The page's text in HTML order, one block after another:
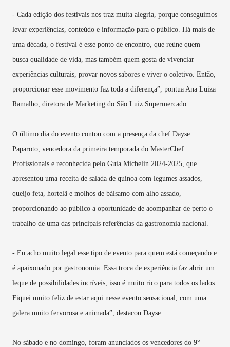
- Cada edição dos festivais nos traz muita alegria, porque conseguimos
levar experiências, conteúdo e informação para o público. Há mais de
uma década, o festival é esse ponto de encontro, que reúne quem
busca qualidade de vida, mas também quem gosta de vivenciar
experiências culturais, provar novos sabores e viver o coletivo. Então,
proporcionar esse movimento faz toda a diferença”, pontua Ana Luiza
Ramalho, diretora de Marketing do São Luiz Supermercado.
O último dia do evento contou com a presença da chef Dayse
Paparoto, vencedora da primeira temporada do MasterChef
Profissionais e reconhecida pelo Guia Michelin 2024-2025, que
apresentou uma receita de salada de quinoa com legumes assados,
queijo feta, hortelã e molhos de bálsamo com alho assado,
proporcionando ao público a oportunidade de acompanhar de perto o
trabalho de uma das principais referências da gastronomia nacional.
- Eu acho muito legal esse tipo de evento para quem está começando e
é apaixonado por gastronomia. Essa troca de experiência faz abrir um
leque de possibilidades incríveis, isso é muito rico para todos os lados.
Fiquei muito feliz de estar aqui nesse evento sensacional, com uma
galera muito fervorosa e animada”, destacou Dayse.
No sábado e no domingo, foram anunciados os vencedores do 9°